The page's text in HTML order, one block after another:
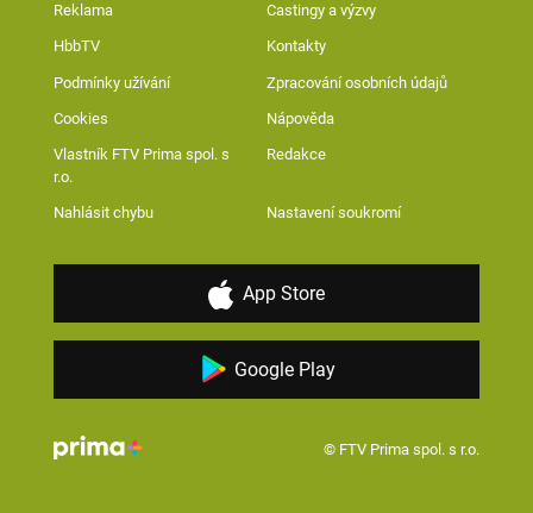
Reklama Castingy a výzvy
HbbTV Kontakty
Podmínky užívání Zpracování osobních údajů
Cookies Nápověda
Vlastník FTV Prima spol. s
r.o.
Redakce
Nahlásit chybu Nastavení soukromí
App Store
Google Play
© FTV Prima spol. s r.o.